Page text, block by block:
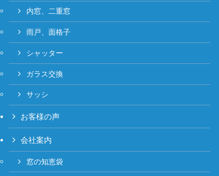
内窓、二重窓
雨戸、面格子
シャッター
ガラス交換
サッシ
お客様の声
会社案内
窓の知恵袋